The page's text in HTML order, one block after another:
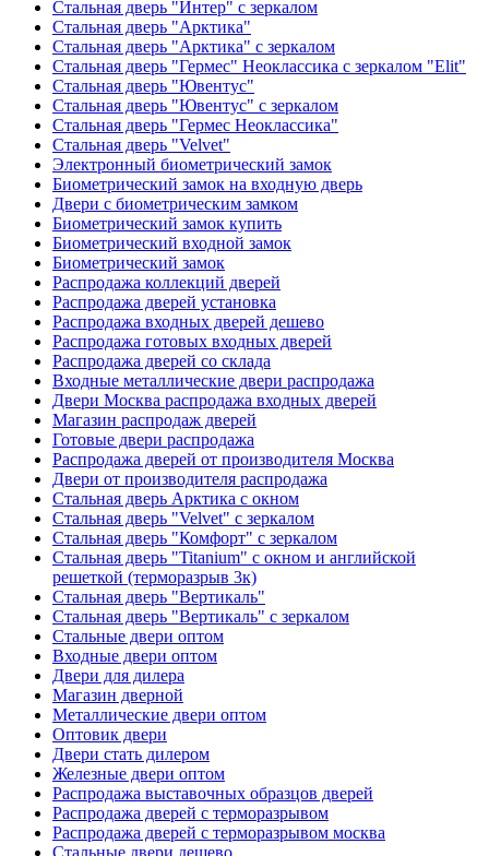
Стальная дверь "Интер" с зеркалом
Стальная дверь "Арктика"
Стальная дверь "Арктика" с зеркалом
Стальная дверь "Гермес" Неоклассика с зеркалом "Elit"
Стальная дверь "Ювентус"
Стальная дверь "Ювентус" с зеркалом
Стальная дверь "Гермес Неоклассика"
Стальная дверь "Velvet"
Электронный биометрический замок
Биометрический замок на входную дверь
Двери с биометрическим замком
Биометрический замок купить
Биометрический входной замок
Биометрический замок
Распродажа коллекций дверей
Распродажа дверей установка
Распродажа входных дверей дешево
Распродажа готовых входных дверей
Распродажа дверей со склада
Входные металлические двери распродажа
Двери Москва распродажа входных дверей
Магазин распродаж дверей
Готовые двери распродажа
Распродажа дверей от производителя Москва
Двери от производителя распродажа
Стальная дверь Арктика с окном
Стальная дверь "Velvet" с зеркалом
Стальная дверь "Комфорт" с зеркалом
Стальная дверь "Titanium" с окном и английской
решеткой (терморазрыв 3к)
Стальная дверь "Вертикаль"
Стальная дверь "Вертикаль" с зеркалом
Стальные двери оптом
Входные двери оптом
Двери для дилера
Магазин дверной
Металлические двери оптом
Оптовик двери
Двери стать дилером
Железные двери оптом
Распродажа выставочных образцов дверей
Распродажа дверей с терморазрывом
Распродажа дверей с терморазрывом москва
Стальные двери дешево